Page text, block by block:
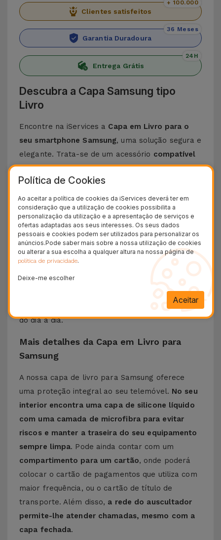
Clientes satisfeitos
+ 100.000
Garantia Duradoura
36 Meses
Entrega Grátis
24H
Descubra a Capa Samsung tipo
Livro
Encontre na iServices a Capa em Livro para o
seu smartphone Samsung, uma solução segura e
elegante. Trata-se de um acessório compatível
com vários modelos de telemóveis Samsung.
Se procura uma capa para
Samsung A71ou para modelos mais recentes
como oSamsung S23 Ultra, é na nossa Loja
Online que vai encontrar.
Falar destaCapa Flip , é falar de uma
combinação perfeita entre proteção e estilo,
sem que a funcionalidade do telemóvel seja
comprometida . O design clássico de livro,
adiciona a esta capa descrição e proteção total
contra arranhões, quedas ou impactos comuns
do dia a dia.
Mais detalhes da Capa em Livro para
Samsung
A nossa capa de livro para Samsung oferece
uma proteção integral ao seu telemóvel. No seu
interior encontra uma capa de silicone líquido
com uma camada de microfibra para evitar
riscos e manter a traseira do seu equipamento
sempre limpa. Pode ainda contar com um
compartimento para um cartão, onde poderá
colocar o cartão de pagamentos que utiliza com
maior frequência, ou o cartão de título de
transporte. Além disso, a rede do auscultador
permite-lhe atender chamadas, mesmo com a
capa fechada.
Política de Cookies
Ao aceitar a política de cookies da iServices deverá ter em
consideração que a utilização de cookies possibilita a
personalização da utilização e a apresentação de serviços e
ofertas adaptadas aos seus interesses. Os seus dados
pessoais e cookies podem ser utilizados para personalizar os
anúncios.Pode saber mais sobre a nossa utilização de cookies
ou alterar a sua escolha a qualquer altura na nossa página de
política de privacidade.
Deixe-me escolher
Aceitar